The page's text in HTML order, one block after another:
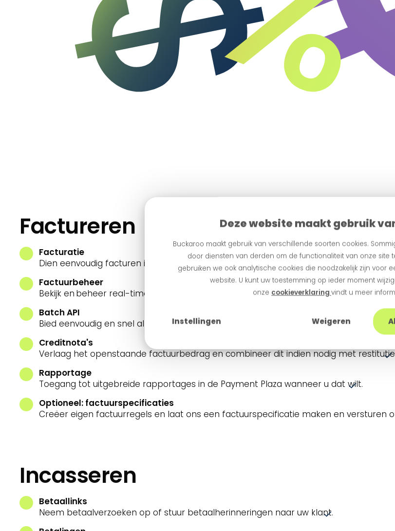
Deze website maakt gebruik
Buckaroo maakt gebruik van verschillende soorten cookies.
door diensten van derden om de functionaliteit van onze site
gebruiken we ook analytische cookies die noodzakelijk zijn voor
website. U kunt uw toestemming op ieder moment
onze cookieverklaring vindt u meer
Instellingen Weigeren
Factureren
Facturatie
Dien eenvoudig facturen in via een API integratie of een handmatige upload.
Factuurbeheer
Bekijk en beheer real-time uw facturen in de Payment Plaza.
Batch API
Bied eenvoudig en snel al uw openstaande facturen in batches aan via onze Batch
Creditnota's
Verlaag het openstaande factuurbedrag en combineer dit indien nodig met
Rapportage
Toegang tot uitgebreide rapportages in de Payment Plaza wanneer u dat wilt.
Optioneel: factuurspecificaties
Creëer eigen factuurregels en laat ons een factuurspecificatie maken en versturen
Incasseren
Betaallinks
Neem betaalverzoeken op of stuur betaalherinneringen naar uw klant.